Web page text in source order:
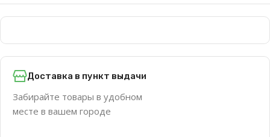
Доставка в пункт выдачи
Забирайте товары в удобном
месте в вашем городе